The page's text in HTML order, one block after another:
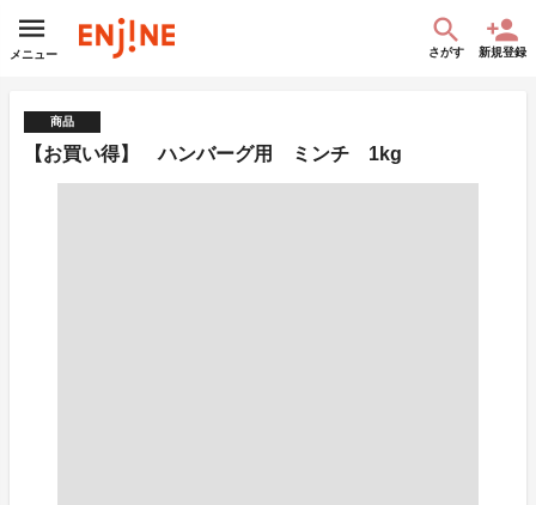
メニュー さがす 新規登録
商品
【お買い得】 ハンバーグ用 ミンチ 1kg